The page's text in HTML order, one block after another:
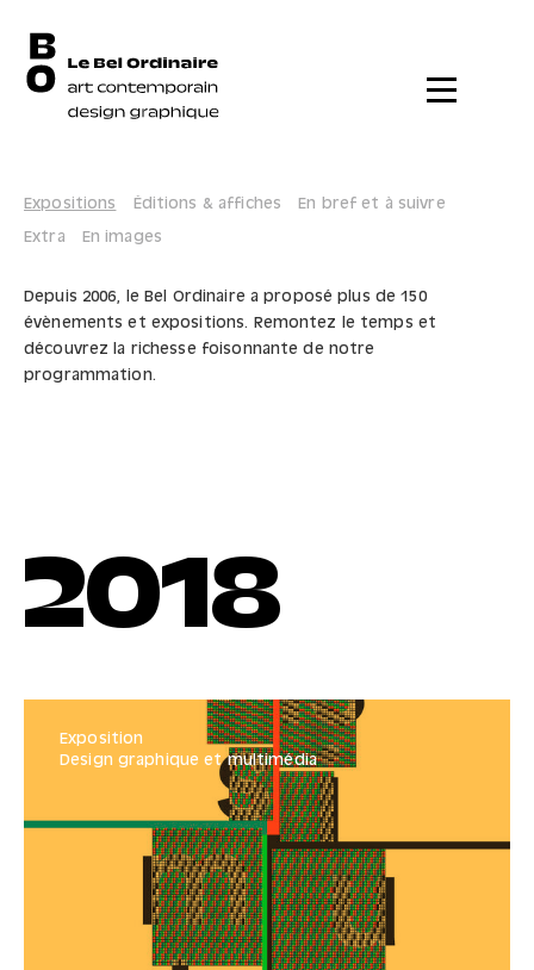
Menu
Expositions Éditions & affiches En bref et à suivre
Extra En images
Depuis 2006, le Bel Ordinaire a proposé plus de 150
évènements et expositions. Remontez le temps et
découvrez la richesse foisonnante de notre
programmation.
2018
Exposition
Design graphique et multimédia